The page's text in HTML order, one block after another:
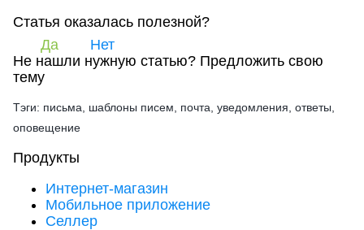
Статья оказалась полезной?
Да
Нет
Не нашли нужную статью? Предложить свою
тему
Тэги: письма, шаблоны писем, почта, уведомления, ответы,
оповещение
Продукты
Интернет-магазин
Мобильное приложение
Селлер